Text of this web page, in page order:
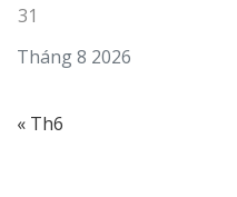
Tháng 8 2026
31
« Th6